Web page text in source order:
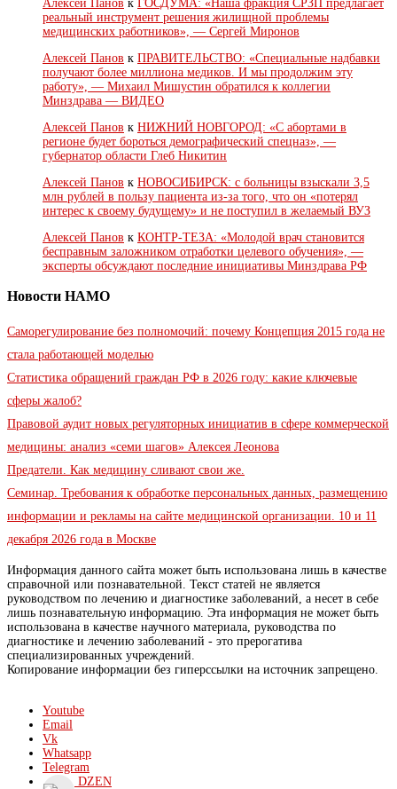
Алексей Панов к
ГОСДУМА: «Наша фракция СРЗП предлагает
реальный инструмент решения жилищной проблемы
медицинских работников», — Сергей Миронов
Алексей Панов к ПРАВИТЕЛЬСТВО: «Специальные надбавки
получают более миллиона медиков. И мы продолжим эту
работу», — Михаил Мишустин обратился к коллегии
Минздрава — ВИДЕО
Алексей Панов к НИЖНИЙ НОВГОРОД: «С абортами в
регионе будет бороться демографический спецназ», —
губернатор области Глеб Никитин
Алексей Панов к НОВОСИБИРСК: с больницы взыскали 3,5
млн рублей в пользу пациента из-за того, что он «потерял
интерес к своему будущему» и не поступил в желаемый ВУЗ
Алексей Панов к КОНТР-ТЕЗА: «Молодой врач становится
бесправным заложником отработки целевого обучения», —
эксперты обсуждают последние инициативы Минздрава РФ
Новости НАМО
Саморегулирование без полномочий: почему Концепция 2015 года не
стала работающей моделью
Статистика обращений граждан РФ в 2026 году: какие ключевые
сферы жалоб?
Правовой аудит новых регуляторных инициатив в сфере коммерческой
медицины: анализ «семи шагов» Алексея Леонова
Предатели. Как медицину сливают свои же.
Семинар. Требования к обработке персональных данных, размещению
информации и рекламы на сайте медицинской организации. 10 и 11
декабря 2026 года в Москве
Информация данного сайта может быть использована лишь в качестве
справочной или познавательной. Текст статей не является
руководством по лечению и диагностике заболеваний, а несет в себе
лишь познавательную информацию. Эта информация не может быть
использована в качестве научного материала, руководства по
диагностике и лечению заболеваний - это прерогатива
специализированных учреждений.
Копирование информации без гиперссылки на источник запрещено.
Youtube
Email
Vk
Whatsapp
Telegram
DZEN